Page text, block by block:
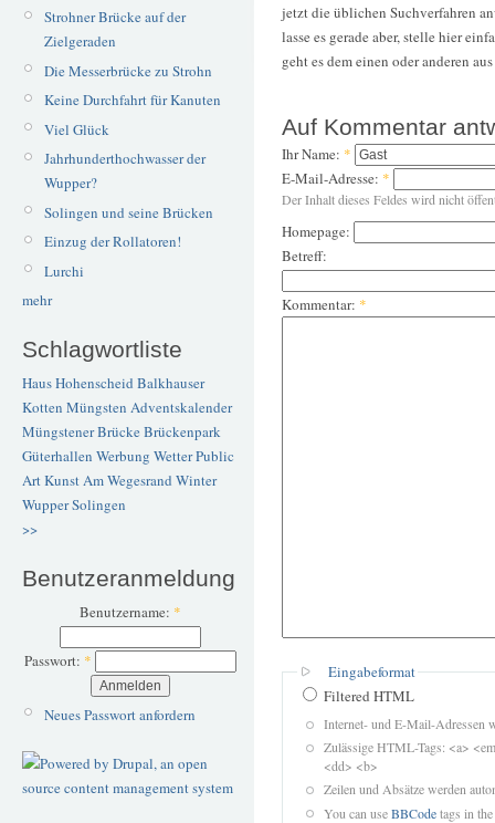
Strohner Brücke auf der
Zielgeraden
Die Messerbrücke zu Strohn
Keine Durchfahrt für Kanuten
Viel Glück
Jahrhunderthochwasser der
Wupper?
Solingen und seine Brücken
Einzug der Rollatoren!
Lurchi
mehr
Schlagwortliste
Haus Hohenscheid Balkhauser
Kotten Müngsten Adventskalender
Müngstener BrückeBrückenpark
Güterhallen Werbung WetterPublic
ArtKunstAm Wegesrand Winter
WupperSolingen
>>
Benutzeranmeldung
Benutzername: *
Passwort: *
Neues Passwort anfordern
jetzt die üblichen Suchverfahren
lasse es gerade aber, stelle hier
geht es dem einen oder anderen
Auf Kommentar
Ihr Name: *
E-Mail-Adresse: *
Der Inhalt dieses Feldes wird nicht
Homepage:
Betreff:
Kommentar: *
Eingabeformat
Filtered HTML
Internet- und E-Mail-Adressen
Zulässige HTML-Tags: <a>
<dd> <b>
Zeilen und Absätze werden
You can useBBCodetags in